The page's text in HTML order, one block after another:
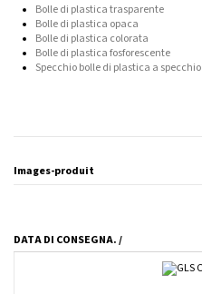
Bolle di plastica trasparente
Bolle di plastica opaca
Bolle di plastica colorata
Bolle di plastica fosforescente
Specchio bolle di plastica a specchio
Images-produit
DATA DI CONSEGNA. /